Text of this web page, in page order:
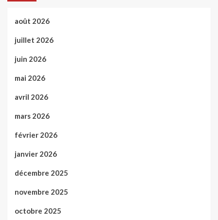
août 2026
juillet 2026
juin 2026
mai 2026
avril 2026
mars 2026
février 2026
janvier 2026
décembre 2025
novembre 2025
octobre 2025